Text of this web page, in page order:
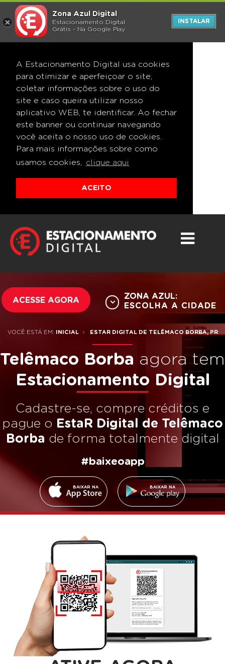
A Estacionamento Digital usa cookies
para otimizar e aperfeiçoar o site,
coletar informações sobre o uso do
site e caso queira utilizar nosso
aplicativo WEB, te identificar. Ao fechar
este banner ou continuar navegando
você aceita o nosso uso de cookies.
Para mais informações sobre como
usamos cookies,
clique aqui
ACEITO
ACESSE AGORA
ZONA AZUL:
ESCOLHA A CIDADE
VOCÊ ESTÁ EM: INICIAL ESTAR DIGITAL DE TELÊMACO BORBA, PR
Telêmaco Borba agora tem
Estacionamento Digital
Cadastre-se, compre créditos e
pague o EstaR Digital de Telêmaco
Borba de forma totalmente digital
#baixeoapp
BAIXAR NA BAIXAR NA
Zona Azul Digital
Estacionamento Digital
Grátis - Na Google Play
INSTALAR